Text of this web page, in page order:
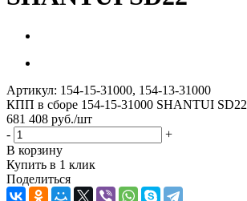
Артикул: 154-15-31000, 154-13-31000
КПП в сборе 154-15-31000 SHANTUI SD22
681 408 руб./шт
-
+
В корзину
Купить в 1 клик
Поделиться